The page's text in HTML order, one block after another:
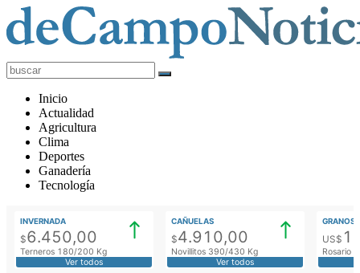
deCampoNoticias
Actualidad
Agropecuaria
Inicio
Actualidad
Agricultura
Clima
Deportes
Ganadería
Tecnología
INVERNADA
$6.450,00
Terneros 180/200 Kg
Ver todos
CAÑUELAS
$4.910,00
Novillitos 390/430 Kg
Ver todos
GRANOS
US$
Rosario